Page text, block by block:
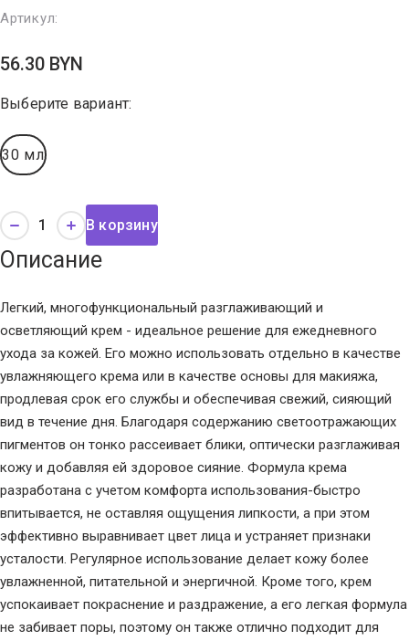
Артикул:
56.30 BYN
Выберите вариант:
30 мл
В корзину
Описание
Легкий, многофункциональный разглаживающий и
осветляющий крем - идеальное решение для ежедневного
ухода за кожей. Его можно использовать отдельно в качестве
увлажняющего крема или в качестве основы для макияжа,
продлевая срок его службы и обеспечивая свежий, сияющий
вид в течение дня. Благодаря содержанию светоотражающих
пигментов он тонко рассеивает блики, оптически разглаживая
кожу и добавляя ей здоровое сияние. Формула крема
разработана с учетом комфорта использования-быстро
впитывается, не оставляя ощущения липкости, а при этом
эффективно выравнивает цвет лица и устраняет признаки
усталости. Регулярное использование делает кожу более
увлажненной, питательной и энергичной. Кроме того, крем
успокаивает покраснение и раздражение, а его легкая формула
не забивает поры, поэтому он также отлично подходит для